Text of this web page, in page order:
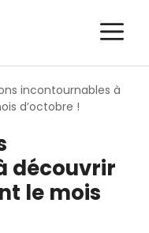
incontournables à
d’octobre !
découvrir
le mois